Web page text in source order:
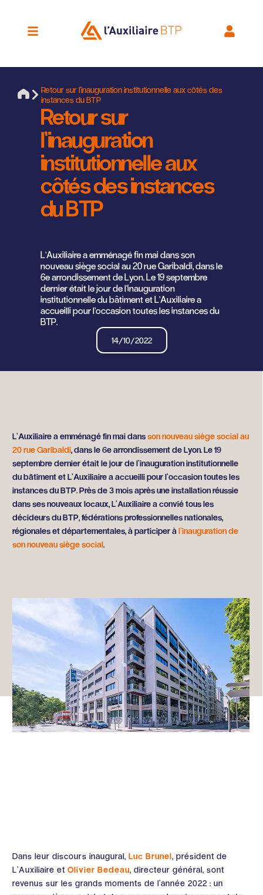
Retour sur l’inauguration institutionnelle aux côtés des
instances du BTP
Retour sur
l’inauguration
institutionnelle aux
côtés des instances
du BTP
L’Auxiliaire a emménagé fin mai dans son
nouveau siège social au 20 rue Garibaldi, dans le
6e arrondissement de Lyon. Le 19 septembre
dernier était le jour de l’inauguration
institutionnelle du bâtiment et L’Auxiliaire a
accueilli pour l’occasion toutes les instances du
BTP.
14/10/2022
L’Auxiliaire a emménagé fin mai dansson nouveau siège social au
20 rue Garibaldi, dans le 6e arrondissement de Lyon. Le 19
septembre dernier était le jour de l’inauguration institutionnelle
du bâtiment et L’Auxiliaire a accueilli pour l’occasion toutes les
instances du BTP. Près de 3 mois après une installation réussie
dans ses nouveaux locaux, L’Auxiliaire a convié tous les
décideurs du BTP, fédérations professionnelles nationales,
régionales et départementales, à participer àl’inauguration de
son nouveau siège social.
Dans leur discours inaugural,Luc Brunel, président de
L’Auxiliaire etOlivier Bedeau, directeur général, sont
revenus sur les grands moments de l’année 2022 : un